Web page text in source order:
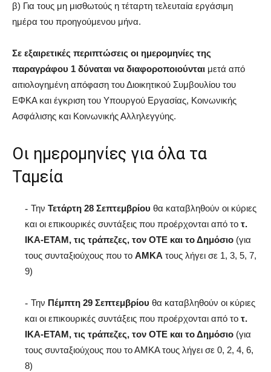
β) Για τους μη μισθωτούς η τέταρτη τελευταία εργάσιμη
ημέρα του προηγούμενου μήνα.
Σε εξαιρετικές περιπτώσεις οι ημερομηνίες της
παραγράφου 1 δύναται να διαφοροποιούνται μετά από
αιτιολογημένη απόφαση του Διοικητικού Συμβουλίου του
ΕΦΚΑ και έγκριση του Υπουργού Εργασίας, Κοινωνικής
Ασφάλισης και Κοινωνικής Αλληλεγγύης.
Oι ημερομηνίες για όλα τα
Ταμεία
Την Τετάρτη 28 Σεπτεμβρίου θα καταβληθούν οι κύριες
και οι επικουρικές συντάξεις που προέρχονται από το τ.
ΙΚΑ-ΕΤΑΜ, τις τράπεζες, τον ΟΤΕ και το Δημόσιο (για
τους συνταξιούχους που το ΑΜΚΑ τους λήγει σε 1, 3, 5, 7,
9)
Την Πέμπτη 29 Σεπτεμβρίου θα καταβληθούν οι κύριες
και οι επικουρικές συντάξεις που προέρχονται από το τ.
ΙΚΑ-ΕΤΑΜ, τις τράπεζες, τον ΟΤΕ και το Δημόσιο (για
τους συνταξιούχους που το ΑΜΚΑ τους λήγει σε 0, 2, 4, 6,
8)